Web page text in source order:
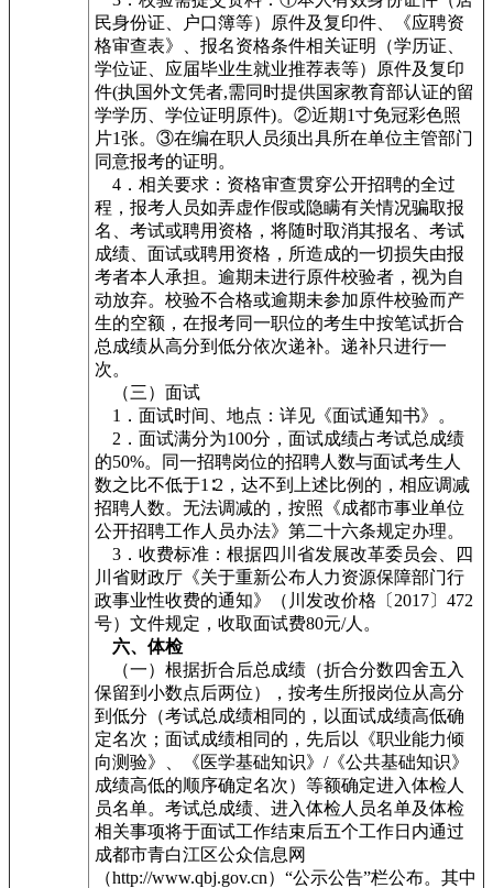
民身份证、户口簿等）原件及复印件、《应聘资
格审查表》、报名资格条件相关证明（学历证、
学位证、应届毕业生就业推荐表等）原件及复印
件(执国外文凭者,需同时提供国家教育部认证的留
学学历、学位证明原件)。②近期1寸免冠彩色照
片1张。③在编在职人员须出具所在单位主管部门
同意报考的证明。
4．相关要求：资格审查贯穿公开招聘的全过
程，报考人员如弄虚作假或隐瞒有关情况骗取报
名、考试或聘用资格，将随时取消其报名、考试
成绩、面试或聘用资格，所造成的一切损失由报
考者本人承担。逾期未进行原件校验者，视为自
动放弃。校验不合格或逾期未参加原件校验而产
生的空额，在报考同一职位的考生中按笔试折合
总成绩从高分到低分依次递补。递补只进行一
次。
（三）面试
1．面试时间、地点：详见《面试通知书》。
2．面试满分为100分，面试成绩占考试总成绩
的50%。同一招聘岗位的招聘人数与面试考生人
数之比不低于1∶2，达不到上述比例的，相应调减
招聘人数。无法调减的，按照《成都市事业单位
公开招聘工作人员办法》第二十六条规定办理。
3．收费标准：根据四川省发展改革委员会、四
川省财政厅《关于重新公布人力资源保障部门行
政事业性收费的通知》（川发改价格〔2017〕472
号）文件规定，收取面试费80元/人。
六、体检
（一）根据折合后总成绩（折合分数四舍五入
保留到小数点后两位），按考生所报岗位从高分
到低分（考试总成绩相同的，以面试成绩高低确
定名次；面试成绩相同的，先后以《职业能力倾
向测验》、《医学基础知识》/《公共基础知识》
成绩高低的顺序确定名次）等额确定进入体检人
员名单。考试总成绩、进入体检人员名单及体检
相关事项将于面试工作结束后五个工作日内通过
成都市青白江区公众信息网
（http://www.qbj.gov.cn）“公示公告”栏公布。其中